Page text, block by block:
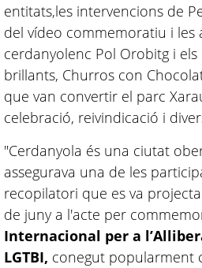
entitats,les intervencions de
del vídeo commemoratiu i les
cerdanyolenc Pol Orobitg i els
brillants, Churros con
que van convertir el parc
celebració, reivindicació i
"Cerdanyola és una ciutat
assegurava una de les
recopilatori que es va
de juny a l'acte per
Internacional per a
LGTBI, conegut popularment